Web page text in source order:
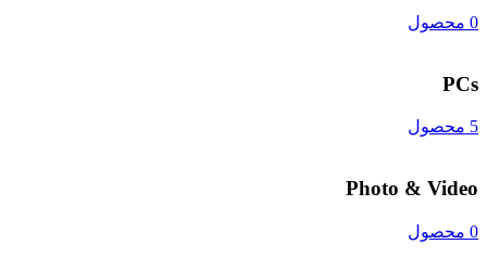
0 محصول
PCs
5 محصول
Photo & Video
0 محصول